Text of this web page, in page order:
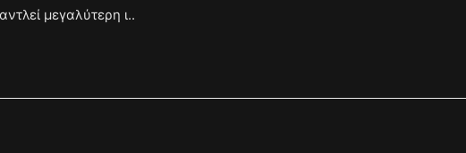
μεγαλύτερη ι..